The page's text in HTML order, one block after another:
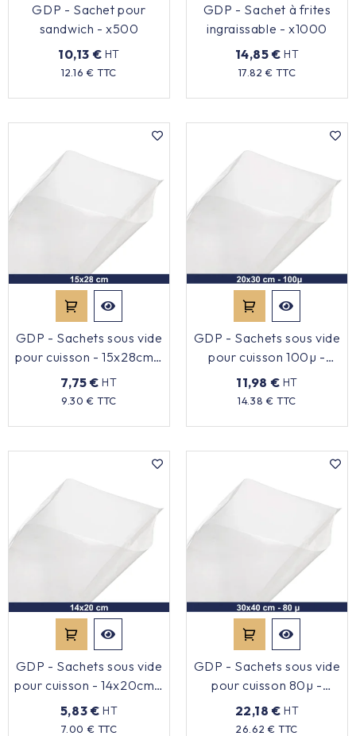
GDP - Sachet pour
sandwich - x500
10,13 € HT
12.16 € TTC
Prix
GDP - Sachet à frites
ingraissable - x1000
14,85 € HT
17.82 € TTC
Prix
GDP - Sachets sous vide
pour cuisson - 15x28cm -
x100
7,75 € HT
9.30 € TTC
Prix
GDP - Sachets sous vide
pour cuisson 100µ -
20x30cm - x100
11,98 € HT
14.38 € TTC
Prix
GDP - Sachets sous vide
pour cuisson - 14x20cm -
x100
5,83 € HT
7.00 € TTC
Prix
GDP - Sachets sous vide
pour cuisson 80µ -
30x40cm - x100
22,18 € HT
26.62 € TTC
Prix